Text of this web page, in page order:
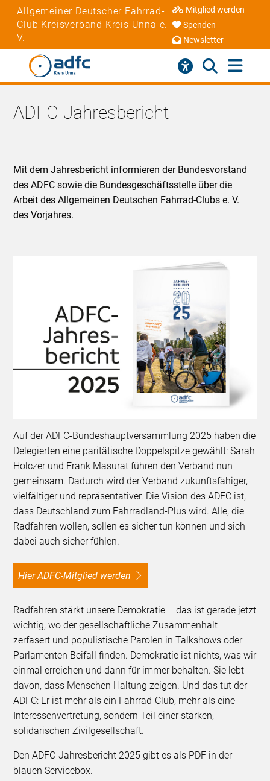
Allgemeiner Deutscher Fahrrad-
Club Kreisverband Kreis Unna e.
V.
Mitglied werden
Spenden
Newsletter
ADFC-Jahresbericht
Mit dem Jahresbericht informieren der Bundesvorstand
des ADFC sowie die Bundesgeschäftsstelle über die
Arbeit des Allgemeinen Deutschen Fahrrad-Clubs e. V.
des Vorjahres.
Auf der ADFC-Bundeshauptversammlung 2025 haben die
Delegierten eine paritätische Doppelspitze gewählt: Sarah
Holczer und Frank Masurat führen den Verband nun
gemeinsam. Dadurch wird der Verband zukunftsfähiger,
vielfältiger und repräsentativer. Die Vision des ADFC ist,
dass Deutschland zum Fahrradland-Plus wird. Alle, die
Radfahren wollen, sollen es sicher tun können und sich
dabei auch sicher fühlen.
Hier ADFC-Mitglied werden
Radfahren stärkt unsere Demokratie – das ist gerade jetzt
wichtig, wo der gesellschaftliche Zusammenhalt
zerfasert und populistische Parolen in Talkshows oder
Parlamenten Beifall finden. Demokratie ist nichts, was wir
einmal erreichen und dann für immer behalten. Sie lebt
davon, dass Menschen Haltung zeigen. Und das tut der
ADFC: Er ist mehr als ein Fahrrad-Club, mehr als eine
Interessenvertretung, sondern Teil einer starken,
solidarischen Zivilgesellschaft.
Den ADFC-Jahresbericht 2025 gibt es als PDF in der
blauen Servicebox.